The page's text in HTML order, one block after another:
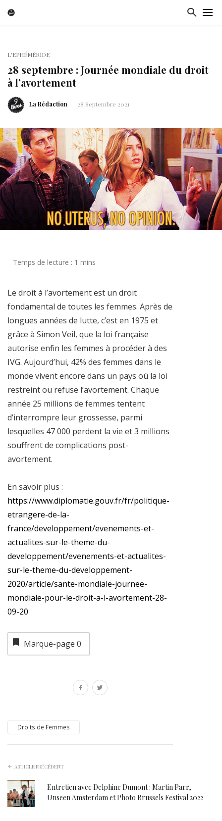
L'EPHÉMÉRIDE
28 septembre : Journée mondiale du droit
à l’avortement
La Rédaction 28 Septembre 2021
Le droit à l’avortement est un droit
fondamental de toutes les femmes. Après de
longues années de lutte, c’est en 1975 et
grâce à Simon Veil, que la loi française
autorise enfin les femmes à procéder à des
IVG. Aujourd’hui, 42% des femmes dans le
monde vivent encore dans un pays où la loi
restreint ou refuse l’avortement. Chaque
année 25 millions de femmes tentent
d’interrompre leur grossesse, parmi
lesquelles 47 000 perdent la vie et 3 millions
souffrent de complications post-
avortement.
En savoir plus :
https://www.diplomatie.gouv.fr/fr/politique-
etrangere-de-la-
france/developpement/evenements-et-
actualites-sur-le-theme-du-
developpement/evenements-et-actualites-
sur-le-theme-du-developpement-
2020/article/sante-mondiale-journee-
mondiale-pour-le-droit-a-l-avortement-28-
09-20
Marque-page 0
Droits de Femmes
ARTICLE PRÉCÉDENT
Entretien avec Delphine Dumont : Martin Parr,
Unseen Amsterdam et Photo Brussels Festival 2022